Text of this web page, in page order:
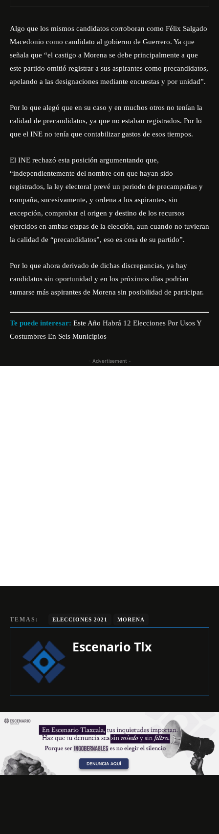
Algo que los mismos candidatos corroboran como Félix Salgado
Macedonio como candidato al gobierno de Guerrero. Ya que
señala que “el castigo a Morena se debe principalmente a que
este partido omitió registrar a sus aspirantes como precandidatos,
apelando a las designaciones mediante encuestas y por unidad”.
Por lo que alegó que en su caso y en muchos otros no tenían la
calidad de precandidatos, ya que no estaban registrados. Por lo
que el INE no tenía que contabilizar gastos de esos tiempos.
El INE rechazó esta posición argumentando que,
“independientemente del nombre con que hayan sido
registrados, la ley electoral prevé un periodo de precampañas y
campaña, sucesivamente, y ordena a los aspirantes, sin
excepción, comprobar el origen y destino de los recursos
ejercidos en ambas etapas de la elección, aun cuando no tuvieran
la calidad de “precandidatos”, eso es cosa de su partido”.
Por lo que ahora derivado de dichas discrepancias, ya hay
candidatos sin oportunidad y en los próximos días podrían
sumarse más aspirantes de Morena sin posibilidad de participar.
Te puede interesar: Este Año Habrá 12 Elecciones Por Usos Y
Costumbres En Seis Municipios
- Advertisement -
TEMAS: ELECCIONES 2021 MORENA
Escenario Tlx